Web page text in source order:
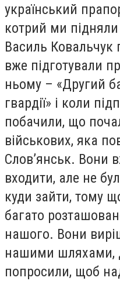
український
котрий ми
Василь
вже підготували
ньому – «Другий
гвардії» і коли
побачили, що
військових, яка
Слов’янськ. Вони
входити, але не
куди зайти, тому
багато
нашого. Вони
нашими шляхами,
попросили, щоб